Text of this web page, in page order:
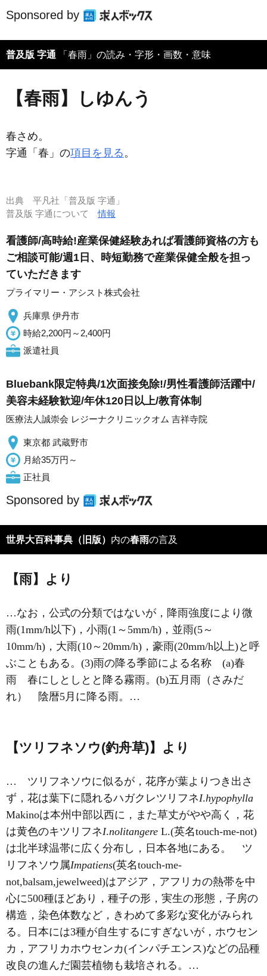
Sponsored by
普及版 字通 「春雨」の読み・字形・画数・意味
【春雨】しゆんう
春さめ。
字通「春」の項目を見る。
出典 平凡社「普及版 字通」
普及版 字通について情報
看護師/高時給!産業保健経験あれば看護師資格の方も
ご相談可能/週1日、時短勤務で産業保健全般を担っ
ていただきます
プライマリー・アシスト株式会社
兵庫県 伊丹市
時給2,200円～2,400円
派遣社員
Bluebank限定特典/1次面接免除!/男性看護師活躍中/
美容未経験歓迎/年休120日以上/教育体制
医療法人誠崇会 レジーナクリニックオム 吉祥寺院
東京都 武蔵野市
月給35万円～
正社員
Sponsored by
世界大百科事典（旧版） 内の春雨の言及
【雨】より
…なお，公式の分類ではないが，降雨強度により微
雨(1mm/h以下)，小雨(1～5mm/h)，並雨(5～
10mm/h)，大雨(10～20mm/h)，豪雨(20mm/h以上)と呼
ぶこともある。(3)雨の降る季節による名称 (a)春
雨 春にしとしとと降る霧雨。(b)五月雨（さみだ
れ） 陰暦5月に降る雨。…
【ツリフネソウ(釣舟草)】より
… ツリフネソウに似るが，花序が葉よりつき出さ
ず，花は葉下に隠れるハガクレツリフネI.hypophylla
Makinoは本州中部以西に，また草丈がやや高く，花
は黄色のキツリフネI.nolitangere L.(英名touch‐me‐not)
は北半球温帯に広く分布し，日本各地にある。 ツ
リフネソウ属Impatiens(英名touch‐me‐
not,balsam,jewelweed)はアジア，アフリカの熱帯を中
心に500種ほどあり，種子の形，実生の形態，子房の
構造，染色体数など，きわめて多彩な変化がみられ
る。日本には3種が自生するにすぎないが， ホウセン
カ ，アフリカホウセンカ(インパチエンス)などの品種
改良の進んだ園芸植物も栽培される。…